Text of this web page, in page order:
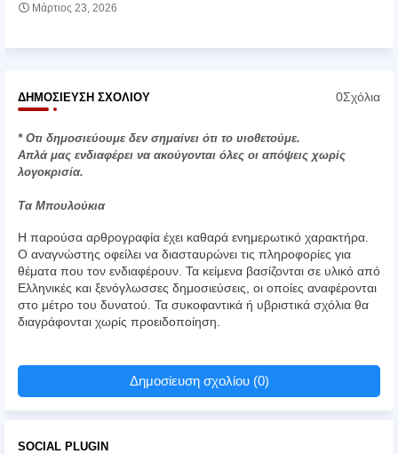
Μάρτιος 23, 2026
ΔΗΜΟΣΊΕΥΣΗ ΣΧΟΛΊΟΥ 0Σχόλια
* Οτι δημοσιεύουμε δεν σημαίνει ότι το υιοθετούμε.
Απλά μας ενδιαφέρει να ακούγονται όλες οι απόψεις χωρίς
λογοκρισία.
Τα Μπουλούκια
Η παρούσα αρθρογραφία έχει καθαρά ενημερωτικό χαρακτήρα.
Ο αναγνώστης οφείλει να διασταυρώνει τις πληροφορίες για
θέματα που τον ενδιαφέρουν. Τα κείμενα βασίζονται σε υλικό από
Ελληνικές και ξενόγλωσσες δημοσιεύσεις, οι οποίες αναφέρονται
στο μέτρο του δυνατού. Τα συκοφαντικά ή υβριστικά σχόλια θα
διαγράφονται χωρίς προειδοποίηση.
Δημοσίευση σχολίου (0)
SOCIAL PLUGIN